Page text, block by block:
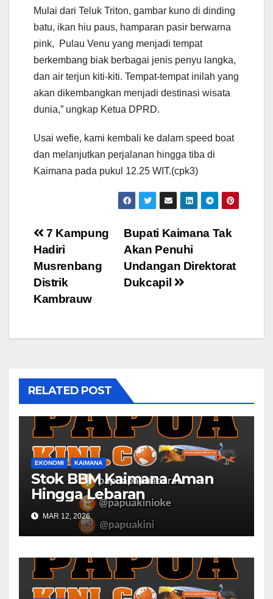
Mulai dari Teluk Triton, gambar kuno di dinding
batu, ikan hiu paus, hamparan pasir berwarna
pink, Pulau Venu yang menjadi tempat
berkembang biak berbagai jenis penyu langka,
dan air terjun kiti-kiti. Tempat-tempat inilah yang
akan dikembangkan menjadi destinasi wisata
dunia,” ungkap Ketua DPRD.
Usai wefie, kami kembali ke dalam speed boat
dan melanjutkan perjalanan hingga tiba di
Kaimana pada pukul 12.25 WIT.(cpk3)
Post
navigation
Bupati Kaimana Tak
Akan Penuhi
Undangan Direktorat
Dukcapil
7 Kampung
Hadiri
Musrenbang
Distrik
Kambrauw
RELATED POST
EKONOMI KAIMANA
Stok BBM Kaimana Aman
Hingga Lebaran
MAR 12, 2026